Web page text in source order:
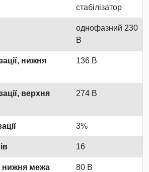
стабілізатор
однофазний 230
В
нижня
136 В
верхня
274 В
3%
16
нижня межа 80 В